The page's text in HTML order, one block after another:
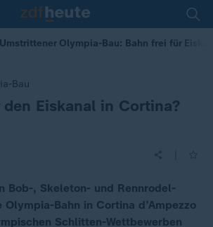
Umstrittener Olympia-Bau: Bahn frei für
Bau
Eiskanal in Cortina?
Bob-, Skeleton- und Rennrodel-
Bahn in Cortina d’Ampezzo
Schlitten-Wettbewerben